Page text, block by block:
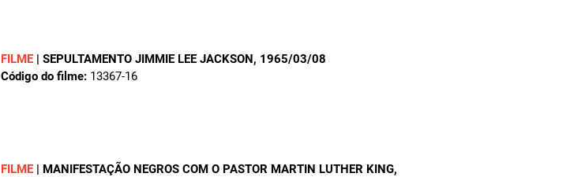
FILME | SEPULTAMENTO JIMMIE LEE JACKSON, 1965/03/08
Código do filme: 13367-16
FILME | MANIFESTAÇÃO NEGROS COM O PASTOR MARTIN LUTHER KING,